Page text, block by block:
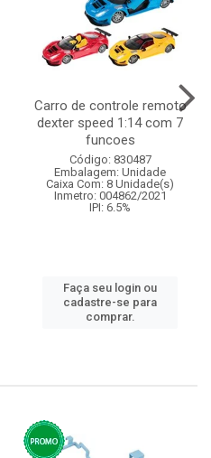
Carro de controle remoto
dexter speed 1:14 com 7
funcoes
Código: 830487
Embalagem: Unidade
Caixa Com: 8 Unidade(s)
Inmetro: 004862/2021
IPI: 6.5%
Faça seu login ou
cadastre-se para
comprar.